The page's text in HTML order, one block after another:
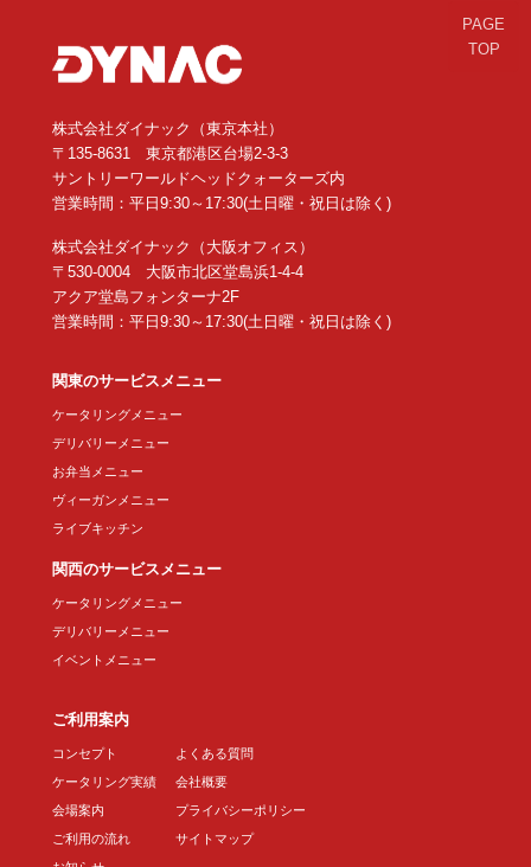
PAGE
TOP
株式会社ダイナック（東京本社）
〒135-8631 東京都港区台場2-3-3
サントリーワールドヘッドクォーターズ内
営業時間：平日9:30～17:30(土日曜・祝日は除く)
株式会社ダイナック（大阪オフィス）
〒530-0004 大阪市北区堂島浜1-4-4
アクア堂島フォンターナ2F
営業時間：平日9:30～17:30(土日曜・祝日は除く)
関東のサービスメニュー
ケータリングメニュー
デリバリーメニュー
お弁当メニュー
ヴィーガンメニュー
ライブキッチン
関西のサービスメニュー
ケータリングメニュー
デリバリーメニュー
イベントメニュー
ご利用案内
コンセプト
ケータリング実績
会場案内
ご利用の流れ
よくある質問
会社概要
プライバシーポリシー
サイトマップ